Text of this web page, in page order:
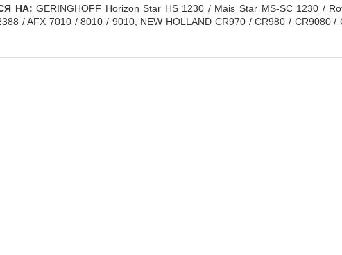
НА: GERINGHOFF Horizon Star HS 1230 / Mais Star MS-SC 1230 /
/ AFX 7010 / 8010 / 9010, NEW HOLLAND CR970 / CR980 / CR9080 /